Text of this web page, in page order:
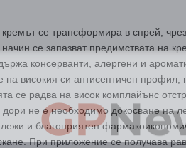
се трансформира в спрей,
начин се запазват предимствата на
консерванти, алергени и
високия си антисептичен профил,
се радва на висок комплайънс
не е необходимо докосване на
и благоприятен
При приложение се получава
GP
НОВИНИ ЗА